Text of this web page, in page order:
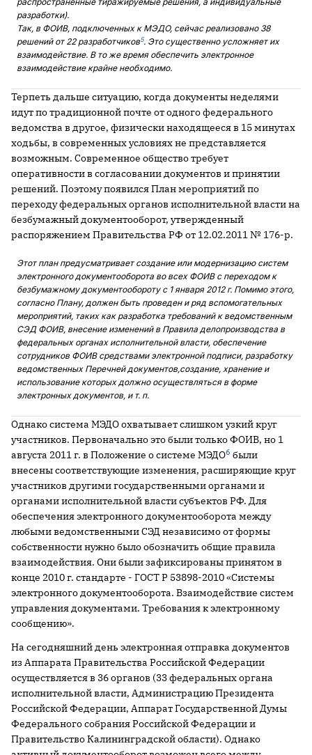
разработки).
Так, в ФОИВ, подключенных к МЭДО, сейчас реализовано 38
решений от 22 разработчиков5. Это существенно усложняет их
взаимодействие. В то же время обеспечить электронное
взаимодействие крайне необходимо.
Терпеть дальше ситуацию, когда документы неделями
идут по традиционной почте от одного федерального
ведомства в другое, физически находящееся в 15 минутах
ходьбы, в современных условиях не представляется
возможным. Современное общество требует
оперативности в согласовании документов и принятии
решений. Поэтому появился План мероприятий по
переходу федеральных органов исполнительной власти на
безбумажный документооборот, утвержденный
распоряжением Правительства РФ от 12.02.2011 № 176-р.
Этот план предусматривает создание или модернизацию систем
электронного документооборота во всех ФОИВ с переходом к
безбумажному документообороту с 1 января 2012 г. Помимо этого,
согласно Плану, должен быть проведен и ряд вспомогательных
мероприятий, таких как разработка требований к ведомственным
СЭД ФОИВ, внесение изменений в Правила делопроизводства в
федеральных органах исполнительной власти, обеспечение
сотрудников ФОИВ средствами электронной подписи, разработку
ведомственных Перечней документов,создание, хранение и
использование которых должно осуществляться в форме
электронных документов, и т. п.
Однако система МЭДО охватывает слишком узкий круг
участников. Первоначально это были только ФОИВ, но 1
августа 2011 г. в Положение о системе МЭДО6 были
внесены соответствующие изменения, расширяющие круг
участников другими государственными органами и
органами исполнительной власти субъектов РФ. Для
обеспечения электронного документооборота между
любыми ведомственными СЭД независимо от формы
собственности нужно было обозначить общие правила
взаимодействия. Они были зафиксированы принятом в
конце 2010 г. стандарте - ГОСТ Р 53898-2010 «Системы
электронного документооборота. Взаимодействие систем
управления документами. Требования к электронному
сообщению».
На сегодняшний день электронная отправка документов
из Аппарата Правительства Российской Федерации
осуществляется в 36 органов (33 федеральных органа
исполнительной власти, Администрацию Президента
Российской Федерации, Аппарат Государственной Думы
Федерального собрания Российской Федерации и
Правительство Калининградской области). Однако